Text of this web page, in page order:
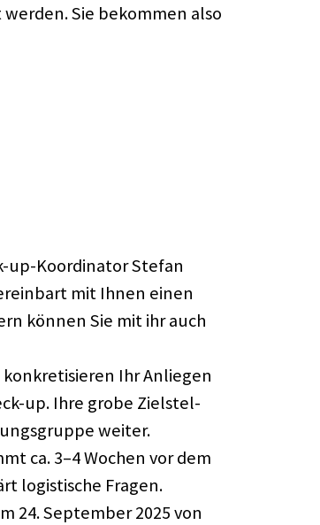
Sie bekom­men also
up-Koor­di­na­tor Stefan
mit Ihnen einen
können Sie mit ihr auch
Ihr Anlie­gen
up. Ihre grobe Ziel­stel­
weiter.
ca. 3–4 Wochen vor dem
logis­ti­sche Fragen.
​24. Septem­ber 2025 von